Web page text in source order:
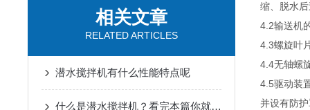
相关文章
RELATED ARTICLES
潜水搅拌机有什么性能特点呢
什么是潜水搅拌机？看完本篇你就知道了
缩、脱水
4.2输送机
4.3螺旋叶
4.4无轴螺
4.5驱动装
并设有防